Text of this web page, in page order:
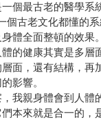
個最古老的醫學系
個古老文化都懂的
體全面整頓的效果。
的健康其實是多層
面，還有結構，再
影響。
我親身體會到人體
本來就是合一的，